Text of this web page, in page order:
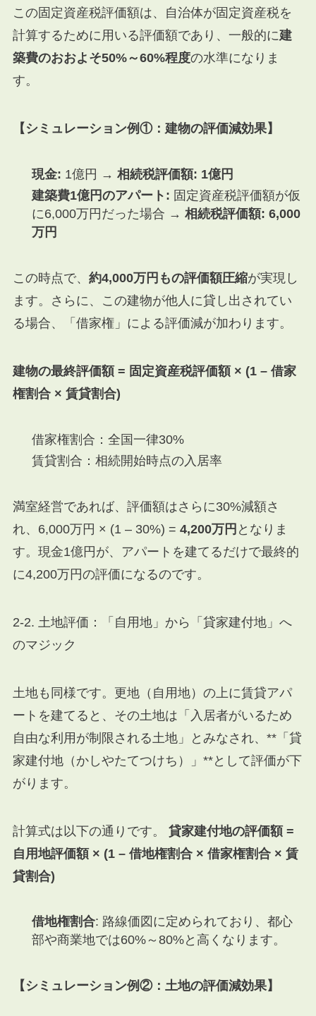
この固定資産税評価額は、自治体が固定資産税を
計算するために用いる評価額であり、一般的に建
築費のおおよそ50%～60%程度の水準になりま
す。
【シミュレーション例①：建物の評価減効果】
現金: 1億円 → 相続税評価額: 1億円
建築費1億円のアパート: 固定資産税評価額が仮
に6,000万円だった場合 → 相続税評価額: 6,000
万円
この時点で、 約4,000万円もの評価額圧縮が実現し
ます。さらに、この建物が他人に貸し出されてい
る場合、「借家権」による評価減が加わります。
建物の最終評価額 = 固定資産税評価額 × (1 – 借家
権割合 × 賃貸割合)
借家権割合：全国一律30%
賃貸割合：相続開始時点の入居率
満室経営であれば、評価額はさらに30%減額さ
れ、6,000万円 × (1 – 30%) = 4,200万円 となりま
す。現金1億円が、アパートを建てるだけで最終的
に4,200万円の評価になるのです。
2-2. 土地評価：「自用地」から「貸家建付地」へ
のマジック
土地も同様です。更地（自用地）の上に賃貸アパ
ートを建てると、その土地は「入居者がいるため
自由な利用が制限される土地」とみなされ、**「貸
家建付地（かしやたてつけち）」**として評価が下
がります。
計算式は以下の通りです。 貸家建付地の評価額 =
自用地評価額 × (1 – 借地権割合 × 借家権割合 × 賃
貸割合)
借地権割合: 路線価図に定められており、都心
部や商業地では60%～80%と高くなります。
【シミュレーション例②：土地の評価減効果】